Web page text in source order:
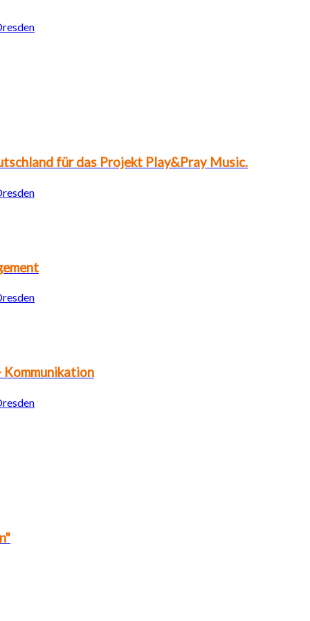
für das Projekt Play&Pray Music.
Kommunikation